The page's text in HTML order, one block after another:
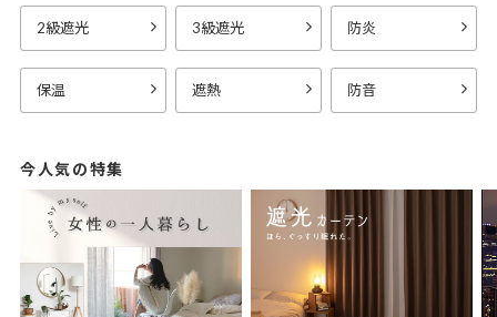
2級遮光 3級遮光 防炎
保温 遮熱 防音
今人気の特集